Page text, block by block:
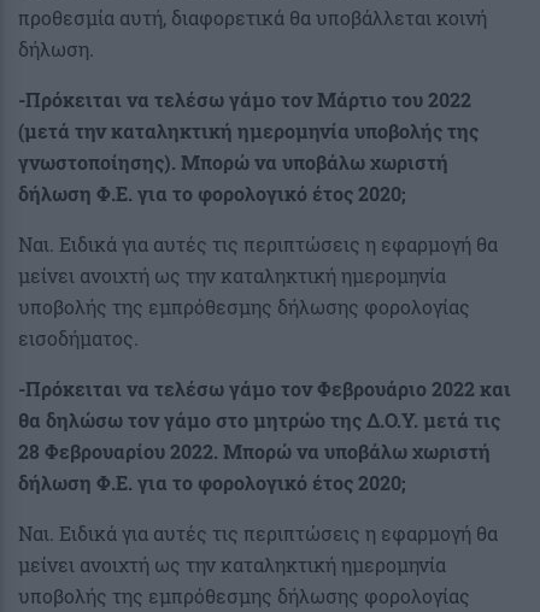
προθεσμία αυτή, διαφορετικά θα υποβάλλεται κοινή
δήλωση.
-Πρόκειται να τελέσω γάμο τον Μάρτιο του 2022
(μετά την καταληκτική ημερομηνία υποβολής της
γνωστοποίησης). Μπορώ να υποβάλω χωριστή
δήλωση Φ.Ε. για το φορολογικό έτος 2020;
Ναι. Ειδικά για αυτές τις περιπτώσεις η εφαρμογή θα
μείνει ανοιχτή ως την καταληκτική ημερομηνία
υποβολής της εμπρόθεσμης δήλωσης φορολογίας
εισοδήματος.
-Πρόκειται να τελέσω γάμο τον Φεβρουάριο 2022 και
θα δηλώσω τον γάμο στο μητρώο της Δ.Ο.Υ. μετά τις
28 Φεβρουαρίου 2022. Μπορώ να υποβάλω χωριστή
δήλωση Φ.Ε. για το φορολογικό έτος 2020;
Ναι. Ειδικά για αυτές τις περιπτώσεις η εφαρμογή θα
μείνει ανοιχτή ως την καταληκτική ημερομηνία
υποβολής της εμπρόθεσμης δήλωσης φορολογίας